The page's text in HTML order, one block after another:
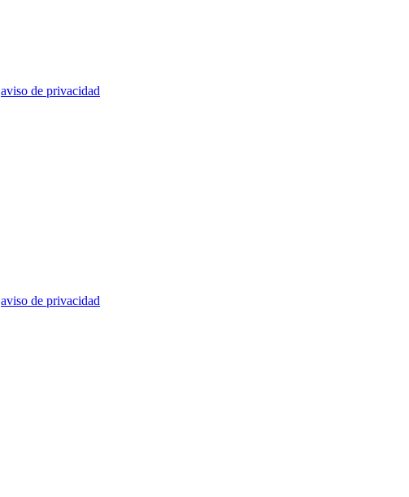
aviso de privacidad
aviso de privacidad